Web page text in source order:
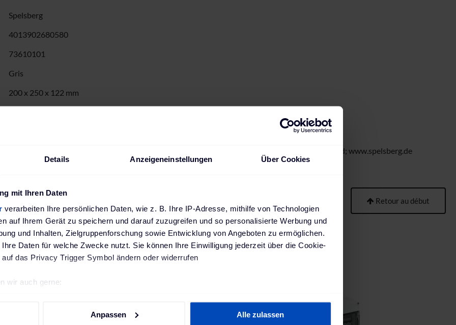
Details Anzeigeneinstellungen Über Cookies
mit Ihren Daten
verarbeiten Ihre persönlichen Daten, wie z. B. Ihre IP-Adresse, mithilfe von Technologien
auf Ihrem Gerät zu speichern und darauf zuzugreifen und so personalisierte Werbung und
und Inhalten, Zielgruppenforschung sowie Entwicklung von Angeboten zu ermöglichen.
Daten für welche Zwecke nutzt. Sie können Ihre Einwilligung jederzeit über die Cookie-
das Privacy Trigger Symbol ändern oder widerrufen
wir auch gerne:
Anpassen Alle zulassen
Spelsberg
4013902680580
73610101
Gris
200 x 250 x 122 mm
Günther Spelsberg GmbH + Co. KG GPSR; Im Gewerbepark 1, 58579 Schalksmühle, Deutschland; www.spelsberg.de
Retour au début
Accessoires adaptés